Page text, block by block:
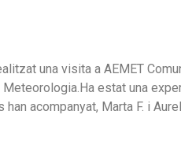
una visita a AEMET
Meteorologia.Ha estat una
acompanyat, Marta F. i